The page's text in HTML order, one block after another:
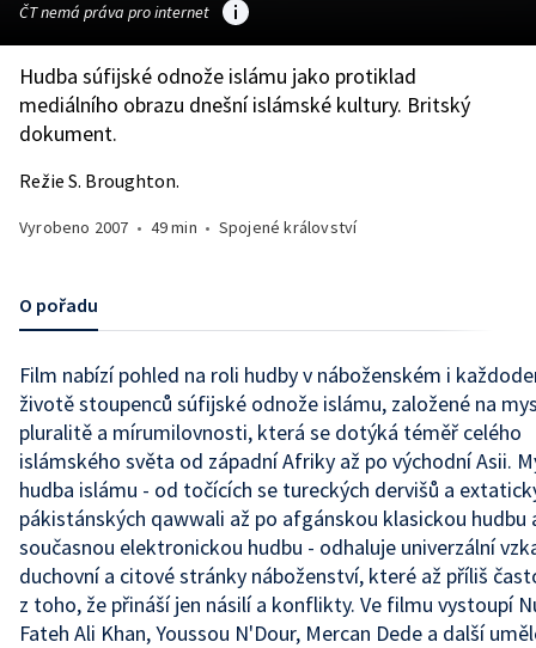
ČT nemá práva pro internet
Hudba súfijské odnože islámu jako protiklad
mediálního obrazu dnešní islámské kultury. Britský
dokument.
Režie S. Broughton.
Vyrobeno 2007 • 49 min • Spojené království
O pořadu
Film nabízí pohled na roli hudby v náboženském i
životě stoupenců súfijské odnože islámu, založené na
pluralitě a mírumilovnosti, která se dotýká téměř celého
islámského světa od západní Afriky až po východní Asii.
hudba islámu - od točících se tureckých dervišů a
pákistánských qawwali až po afgánskou klasickou hudbu
současnou elektronickou hudbu - odhaluje univerzální
duchovní a citové stránky náboženství, které až příliš
z toho, že přináší jen násilí a konflikty. Ve filmu vystoupí
Fateh Ali Khan, Youssou N'Dour, Mercan Dede a další